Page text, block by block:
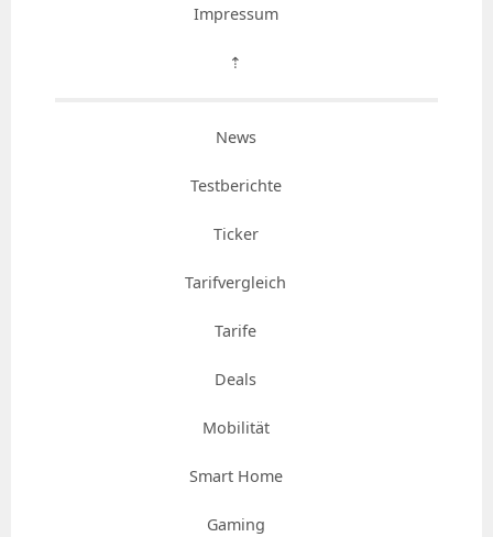
Impressum
⇡
News
Testberichte
Ticker
Tarifvergleich
Tarife
Deals
Mobilität
Smart Home
Gaming